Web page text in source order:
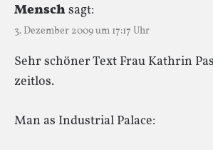
Mensch sagt:
3. Dezember 2009 um 17:17 Uhr
Sehr schöner Text Frau Kathrin
zeitlos.
Man as Industrial Palace: